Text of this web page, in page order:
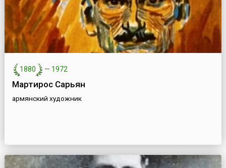
1880 — 1972
Мартирос Сарьян
армянский художник